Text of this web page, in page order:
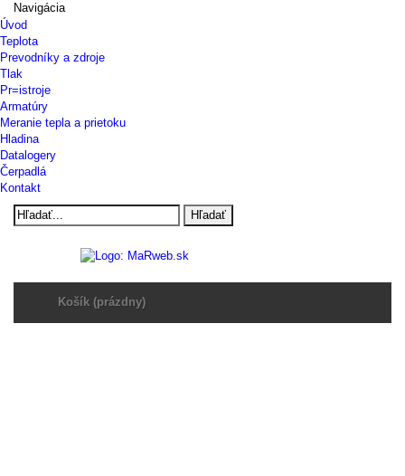
Navigácia
Úvod
Teplota
Prevodníky a zdroje
Tlak
Pr=istroje
Armatúry
Meranie tepla a prietoku
Hladina
Datalogery
Čerpadlá
Kontakt
Hľadať
Košík (prázdny)